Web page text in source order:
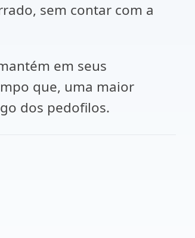
sem contar com a
em seus
que, uma maior
dos pedofilos.